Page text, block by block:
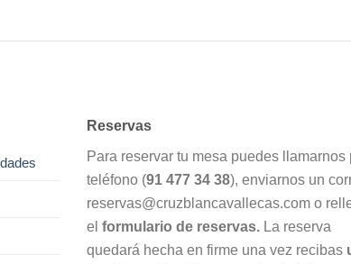
Reservas
Para reservar tu mesa puedes llamarnos
teléfono (91 477 34 38), enviarnos un
reservas@cruzblancavallecas.com o
el formulario de reservas. La reserva
quedará hecha en firme una vez recibas